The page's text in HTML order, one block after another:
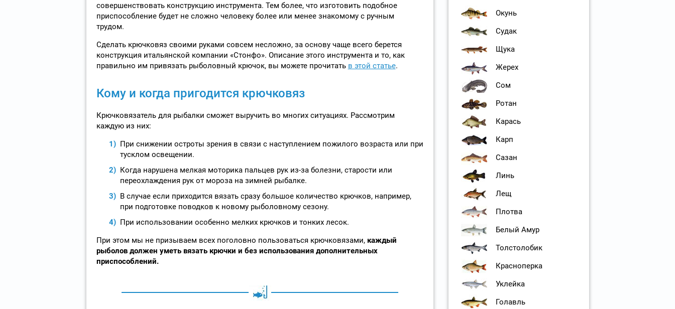
совершенствовать конструкцию инструмента. Тем более, что изготовить подобное
приспособление будет не сложно человеку более или менее знакомому с ручным
трудом.
Сделать крючковяз своими руками совсем несложно, за основу чаще всего берется
конструкция итальянской компании «Стонфо». Описание этого инструмента и то, как
правильно им привязать рыболовный крючок, вы можете прочитать в этой статье.
Кому и когда пригодится крючковяз
Крючковязатель для рыбалки сможет выручить во многих ситуациях. Рассмотрим
каждую из них:
При снижении остроты зрения в связи с наступлением пожилого возраста или при
тусклом освещении.
Когда нарушена мелкая моторика пальцев рук из-за болезни, старости или
переохлаждения рук от мороза на зимней рыбалке.
В случае если приходится вязать сразу большое количество крючков, например,
при подготовке поводков к новому рыболовному сезону.
При использовании особенно мелких крючков и тонких лесок.
При этом мы не призываем всех поголовно пользоваться крючковязами, каждый
рыболов должен уметь вязать крючки и без использования дополнительных
приспособлений.
Окунь
Судак
Щука
Жерех
Сом
Ротан
Карась
Карп
Сазан
Линь
Лещ
Плотва
Белый Амур
Толстолобик
Красноперка
Уклейка
Голавль